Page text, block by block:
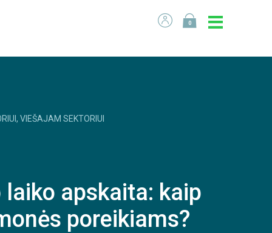
0
VIEŠAJAM SEKTORIUI
laiko apskaita: kaip
poreikiams?